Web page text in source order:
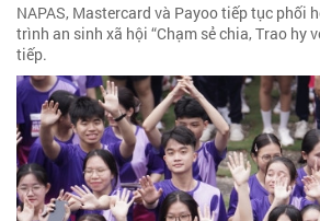
NAPAS, Mastercard và Payoo tiếp tục phối
trình an sinh xã hội “Chạm sẻ chia, Trao hy
tiếp.